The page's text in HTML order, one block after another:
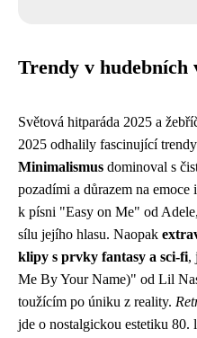
Trendy v hudebních
Světová hitparáda 2025 a
2025 odhalily fascinující
Minimalismus dominoval s
pozadími a důrazem na
k písni "Easy on Me" od
sílu jejího hlasu. Naopak
klipy s prvky fantasy a sci-fi,
Me By Your Name)" od Lil
toužícím po úniku z reality.
jde o nostalgickou estetiku